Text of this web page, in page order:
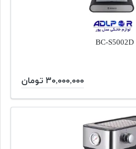
۳۰,۰۰۰,۰۰۰ تومان